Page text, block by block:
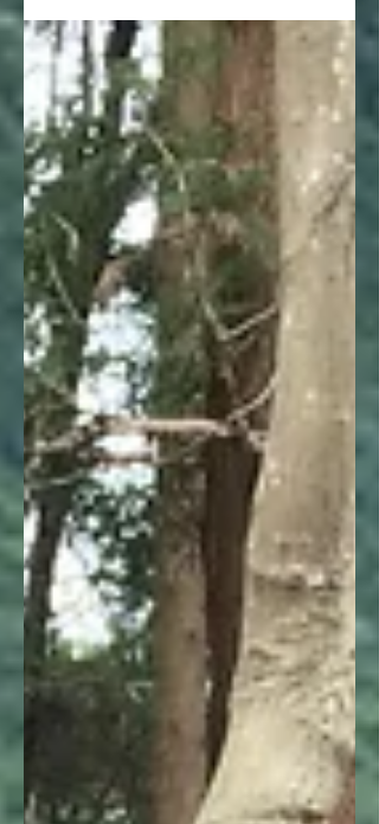
月に行われた越生のトレランン大会で右
腕を骨折して以来、ほとんど山を走って
いな...